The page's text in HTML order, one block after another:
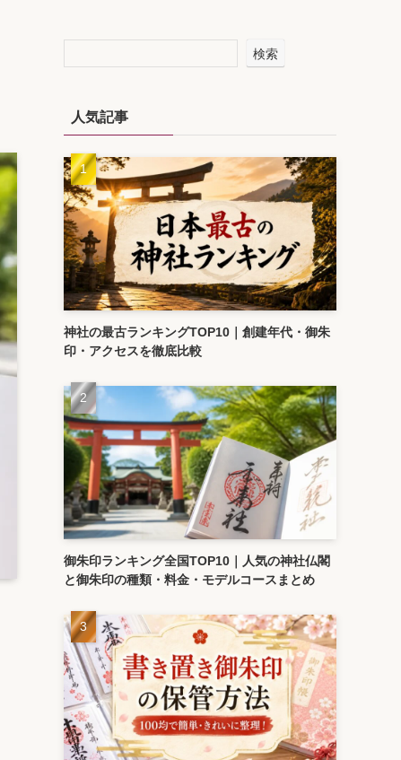
検索
人気記事
神社の最古ランキングTOP10｜創建年代・御朱
印・アクセスを徹底比較
御朱印ランキング全国TOP10｜人気の神社仏閣
と御朱印の種類・料金・モデルコースまとめ